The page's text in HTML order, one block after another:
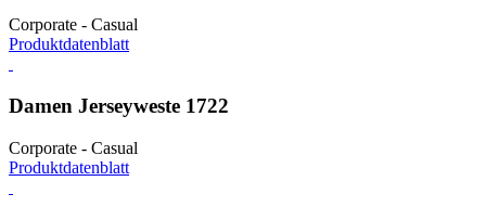
Corporate - Casual
Produktdatenblatt
Damen Jerseyweste 1722
Corporate - Casual
Produktdatenblatt